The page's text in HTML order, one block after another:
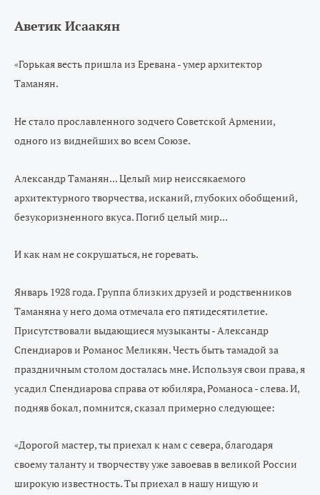
Аветик Исаакян
«Горькая весть пришла из Еревана - умер архитектор
Таманян.
Не стало прославленного зодчего Советской Армении,
одного из виднейших во всем Союзе.
Александр Таманян... Целый мир неиссякаемого
архитектурного творчества, исканий, глубоких обобщений,
безукоризненного вкуса. Погиб целый мир...
И как нам не сокрушаться, не горевать.
Январь 1928 года. Группа близких друзей и родственников
Таманяна у него дома отмечала его пятидесятилетие.
Присутствовали выдающиеся музыканты - Александр
Спендиарови Романос Меликян. Честь быть тамадой за
праздничным столом досталась мне. Используя свои права, я
усадил Спендиарова справа от юбиляра, Романоса - слева. И,
подняв бокал, помнится, сказал примерно следующее:
«Дорогой мастер, ты приехал к нам с севера, благодаря
своему таланту и творчеству уже завоевав в великой России
широкую известность. Ты приехал в нашу нищую и